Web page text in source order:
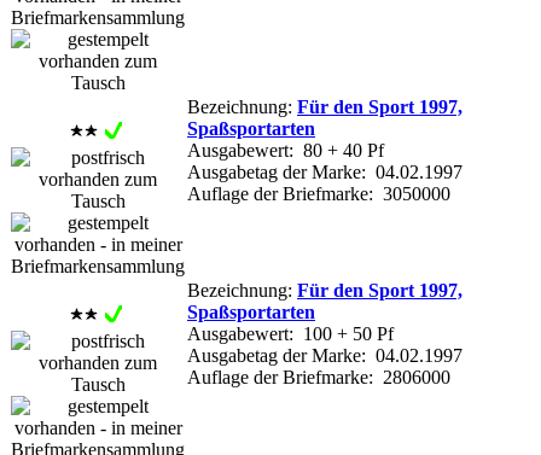
Bezeichnung: Für den Sport 1997,
Spaßsportarten
Ausgabewert: 80 + 40 Pf
Ausgabetag der Marke: 04.02.1997
Auflage der Briefmarke: 3050000
Bezeichnung: Für den Sport 1997,
Spaßsportarten
Ausgabewert: 100 + 50 Pf
Ausgabetag der Marke: 04.02.1997
Auflage der Briefmarke: 2806000